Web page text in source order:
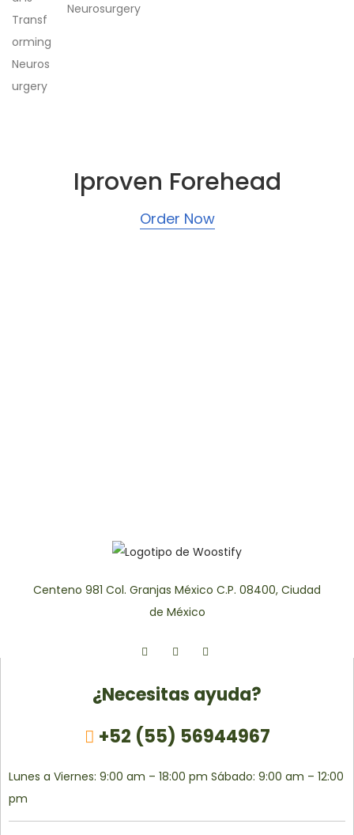
Neurosurgery
Iproven Forehead
Order Now
Centeno 981 Col. Granjas México C.P. 08400, Ciudad
de México
¿Necesitas ayuda?
+52 (55) 56944967
Lunes a Viernes: 9:00 am – 18:00 pm Sábado: 9:00 am – 12:00
pm